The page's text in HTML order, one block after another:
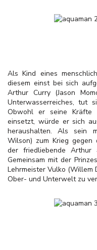
Als Kind eines
diesem einst bei sich
Arthur Curry (Jason
Unterwasserreiches, tut
Obwohl er seine
einsetzt, würde er sich
heraushalten. Als sein
Wilson) zum Krieg
der friedliebende
Gemeinsam mit der
Lehrmeister Vulko (Willem
Ober- und Unterwelt zu